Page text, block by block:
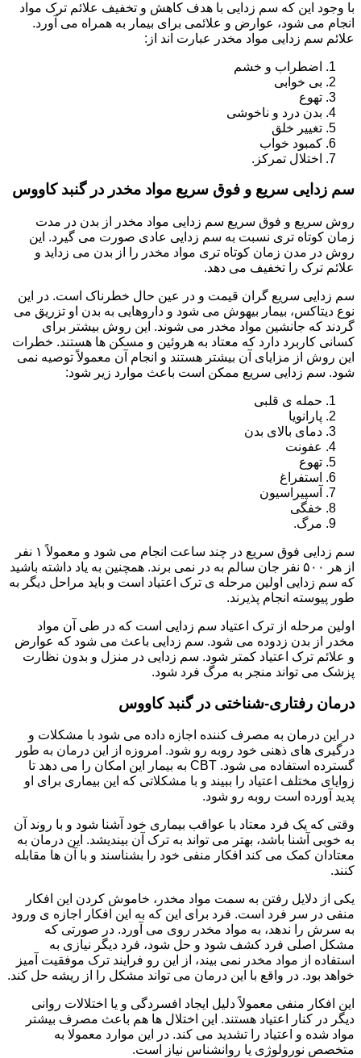
با وجود این که سم زدایی با هدف کاهش و تخفیف علائم ترک مواد
انجام می شود، عوارض و علائمی برای بیمار به همراه می آورد.
علائم سم زدایی مواد مخدر عبارت اند از:
اضطراب و خشم
بی خوابی
تهوع
بدن درد و ناخوشی
تغییر خلق
کمبود خواب
اختلال تمرکز.
سم زدایی سریع و فوق سریع مواد مخدر در گنبد کاووس
روش سریع و فوق سریع سم زدایی مواد مخدر از بدن در مدت
زمان کوتاه تری نسبت به سم زدایی عادی صورت می گیرد. این
روش در مدن زمان کوتاه تری مواد مخدر را از بدن می زداید و
علائم ترک را تخفیف می دهد.
سم زدایی سریع گران قیمت و در عین حال خطرناک است. در این
نوع دیتاکس، بیمار بیهوش می شود و داروهایی به بدن او تزریق می
گردند که جانشین مواد مخدر می شوند. این روش بیشتر برای
کسانی کاربرد دارد که معتاد به هروئین و مسکن ها هستند. خطرات
این روش از مزایای آن بیشتر هستند و انجام آن معمولاً توصیه نمی
شود. سم زدایی سریع ممکن است باعث موارد زیر شود:
حمله ی قلبی
پارانویا
دمای بالای بدن
عفونت
تهوع
استفراغ
آسپیراسیون
خفگی
مرگ.
سم زدایی فوق سریع در چند ساعت انجام می شود و معمولاً ۱ نفر
از هر ۵۰۰ نفر جان سالم به در نمی برند. همچنین به یاد داشته باشید
که سم زدایی اولین مرحله ی ترک اعتیاد است و باید مراحل دیگر به
طور پیوسته انجام پذیرند.
اولین مرحله از ترک اعتیاد سم زدایی است که در طی آن مواد
مخدر از بدن زدوده می شود. سم زدایی باعث می شود که عوارض
و علائم ترک اعتیاد کمتر شود. سم زدایی در منزل و بدون نظارت
پزشک می تواند منجر به مرگ فرد شود.
درمان رفتاری-شناختی در گنبد کاووس
در این درمان به مصرف کننده اجازه داده می شود با مشکلات و
درگیری های ذهنی خود روبه رو شود. امروزه از این درمان به طور
گسترده استفاده می شود. CBT به بیمار این امکان را می دهد تا
زوایای مختلف اعتیاد را ببیند و با مشکلاتی که این بیماری برای او
پدید آورده است روبه رو شود.
وقتی که یک فرد معتاد با عواقب بیماری خود آشنا شود و با روند آن
به خوبی آشنا باشد، بهتر می تواند به ترک آن بیندیشد. این درمان به
معتادان کمک می کند افکار منفی خود را بشناسند و با آن ها مقابله
کنند.
یکی از دلایل رفتن به سمت مواد مخدر، خاموش کردن این افکار
منفی در سر فرد است. فرد برای این که به این افکار اجازه ی ورود
به سرش را ندهد، به مواد مخدر روی می آورد. در صورتی که
مشکل اصلی فرد کشف شود و حل شود، فرد دیگر نیازی به
استفاده از مواد مخدر نمی بیند، از این رو فرایند ترک موفقیت آمیز
خواهد بود. در واقع با این درمان می تواند مشکل را از ریشه حل کند.
این افکار منفی معمولاً دلیل ایجاد افسردگی و یا اختلالات روانی
دیگر در کنار اعتیاد هستند. این اختلال ها هم باعث مصرف بیشتر
مواد شده و اعتیاد را تشدید می کند. در این موارد معمولا به
متخصص نورولوژی یا روانشناس نیاز است.